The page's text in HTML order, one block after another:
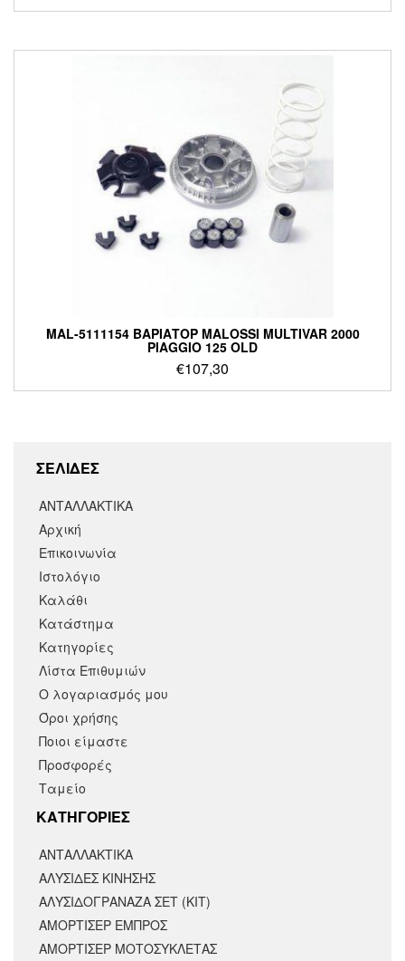
MAL-5111154 ΒΑΡΙΑΤΟΡ MALOSSI MULTIVAR 2000
PIAGGIO 125 OLD
€107,30
ΣΕΛΙΔΕΣ
ΑΝΤΑΛΛΑΚΤΙΚΑ
Αρχική
Επικοινωνία
Ιστολόγιο
Καλάθι
Κατάστημα
Κατηγορίες
Λίστα Επιθυμιών
Ο λογαριασμός μου
Όροι χρήσης
Ποιοι είμαστε
Προσφορές
Ταμείο
KΑΤΗΓΟΡΙΕΣ
ΑΝΤΑΛΛΑΚΤΙΚΆ
ΑΛΥΣΙΔΕΣ ΚΙΝΗΣΗΣ
ΑΛΥΣΙΔΟΓΡΑΝΑΖΑ ΣΕΤ (ΚΙΤ)
ΑΜΟΡΤΙΣΕΡ ΕΜΠΡΟΣ
ΑΜΟΡΤΙΣΈΡ ΜΟΤΟΣΥΚΛΈΤΑΣ